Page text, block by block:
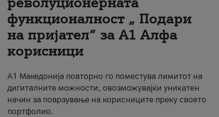
За нас
#ПодобарОнлајн
функционалност „ Подари
на пријател“ за А1 Алфа
корисници
А1 Македонија повторно го поместува лимитот на
дигиталните можности, овозможувајќи уникатен
начин за поврзување на корисниците преку своето
портфолио.